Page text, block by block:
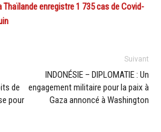
Thaïlande enregistre 1 735 cas de Covid-
de
pour
Suivant
INDONÉSIE – DIPLOMATIE : Un
engagement militaire pour la paix à
Gaza annoncé à Washington